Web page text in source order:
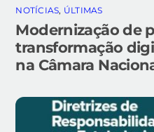
NOTÍCIAS, ÚLTIMAS
Modernização de
transformação
na Câmara